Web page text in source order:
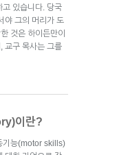
고 있습니다. 당국
야 그의 머리가 도
것은 하이든만이
교구 목사는 그를
이란?
기능(motor skills)